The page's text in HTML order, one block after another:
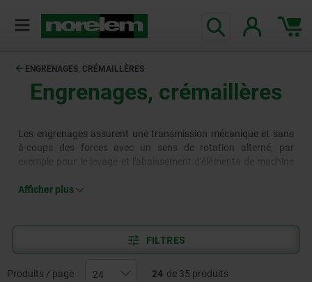
ENGRENAGES, CRÉMAILLÈRES
Engrenages, crémaillères
Les engrenages assurent une transmission mécanique et sans
à-coups des forces avec un sens de rotation alterné, par
permet de transformer des mouvements de rotation en
Afficher plus
FILTRES
Produits / page 24 de 35 produits